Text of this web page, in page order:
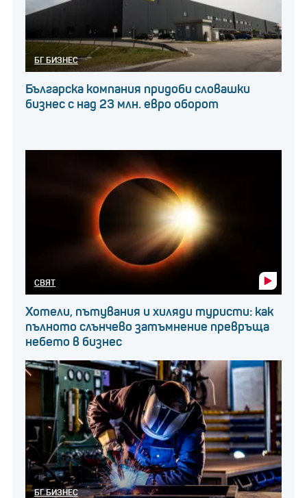
БГ БИЗНЕС
Българска компания придоби словашки
бизнес с над 23 млн. евро оборот
СВЯТ
Хотели, пътувания и хиляди туристи: как
пълното слънчево затъмнение превръща
небето в бизнес
БГ БИЗНЕС